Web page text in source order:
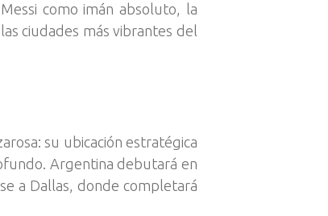
como imán absoluto, la
ciudades más vibrantes del
su ubicación estratégica
Argentina debutará en
a Dallas, donde completará